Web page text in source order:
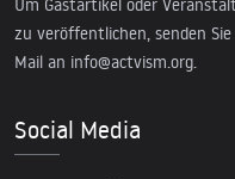
Um Gastartikel oder
zu veröffentlichen, senden
Mail an info@actvism.org.
Social Media